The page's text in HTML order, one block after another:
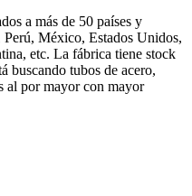
a más de 50 países y
México, Estados Unidos,
etc. La fábrica tiene stock
buscando tubos de acero,
al por mayor con mayor